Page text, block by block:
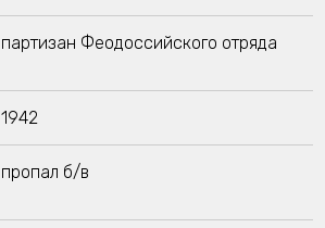
партизан Феодоссийского отряда
1942
пропал б/в